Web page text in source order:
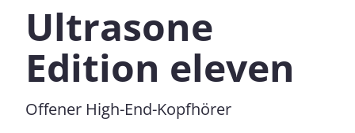
Ultrasone
Edition eleven
Offener High-End-Kopfhörer